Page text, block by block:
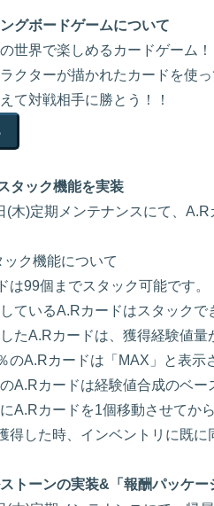
グボードゲームについて
世界で楽しめるカードゲーム！
クターが描かれたカードを使
て対戦相手に勝とう！！
タック機能を実装
(木)定期メンテナンスにて、
ク機能について
は99個までスタック可能です。
しているA.Rカードはスタックで
たA.Rカードは、獲得経験値量
のA.Rカードは「MAX」と表示
のA.Rカードは経験値合成のベ
A.Rカードを1個移動させてか
得した時、インベントリに既
トーンの実装&「報酬パッケ